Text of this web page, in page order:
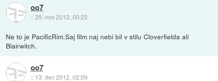
oo7
::29. nov 2012, 00:22
Ne to je PacificRim.Saj film naj nebi bil v stilu Cloverfielda ali
Blairwitch.
oo7
:: 13. dec 2012, 02:09